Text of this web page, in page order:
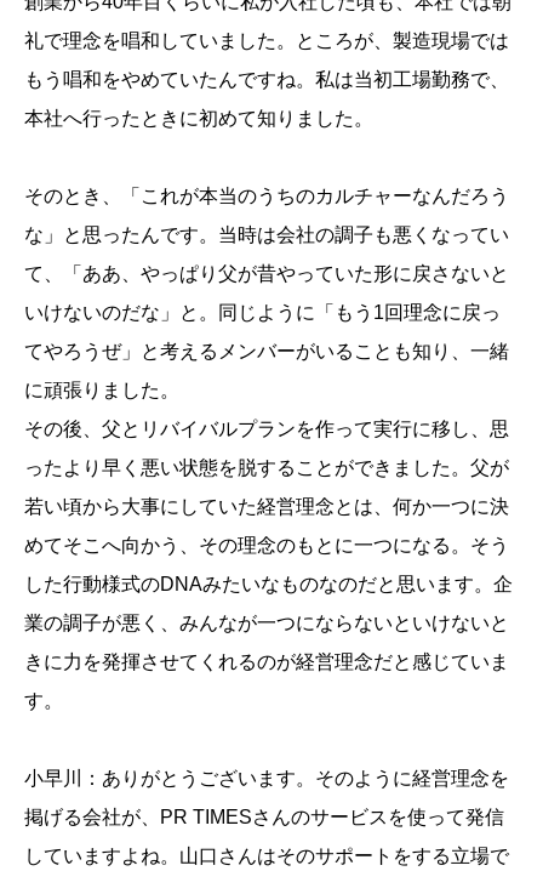
礼で理念を唱和していました。ところが、製造現場では
もう唱和をやめていたんですね。私は当初工場勤務で、
本社へ行ったときに初めて知りました。
そのとき、「これが本当のうちのカルチャーなんだろう
な」と思ったんです。当時は会社の調子も悪くなってい
て、「ああ、やっぱり父が昔やっていた形に戻さないと
いけないのだな」と。同じように「もう1回理念に戻っ
てやろうぜ」と考えるメンバーがいることも知り、一緒
に頑張りました。
その後、父とリバイバルプランを作って実行に移し、思
ったより早く悪い状態を脱することができました。父が
若い頃から大事にしていた経営理念とは、何か一つに決
めてそこへ向かう、その理念のもとに一つになる。そう
した行動様式のDNAみたいなものなのだと思います。企
業の調子が悪く、みんなが一つにならないといけないと
きに力を発揮させてくれるのが経営理念だと感じていま
す。
小早川：ありがとうございます。そのように経営理念を
掲げる会社が、PR TIMESさんのサービスを使って発信
していますよね。山口さんはそのサポートをする立場で